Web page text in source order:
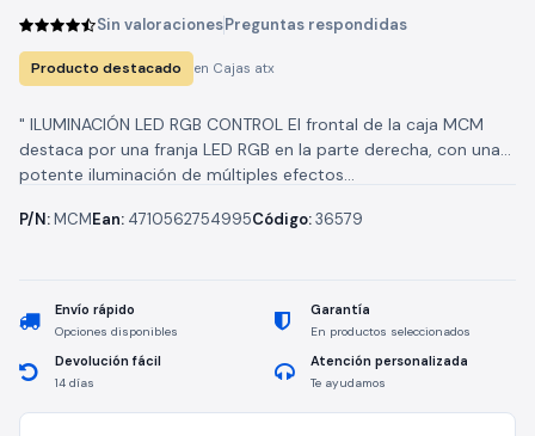
Sin valoracionesPreguntas respondidas
Producto destacado en Cajas atx
" ILUMINACIÓN LED RGB CONTROL El frontal de la caja MCM
destaca por una franja LED RGB en la parte derecha, con una
potente iluminación de múltiples efectos...
P/N:MCMEan: 4710562754995Código:36579
Envío rápido
Opciones disponibles
Garantía
En productos seleccionados
Devolución fácil
14 días
Atención personalizada
Te ayudamos